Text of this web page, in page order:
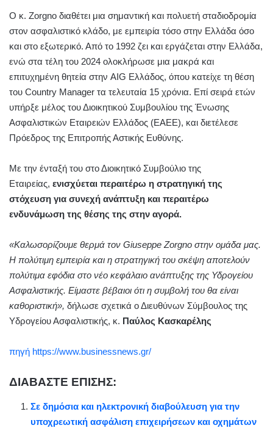
Ο κ. Zorgno διαθέτει μια σημαντική και πολυετή σταδιοδρομία
στον ασφαλιστικό κλάδο, με εμπειρία τόσο στην Ελλάδα όσο
και στο εξωτερικό. Από το 1992 ζει και εργάζεται στην Ελλάδα,
ενώ στα τέλη του 2024 ολοκλήρωσε μια μακρά και
επιτυχημένη θητεία στην AIG Ελλάδος, όπου κατείχε τη θέση
του Country Manager τα τελευταία 15 χρόνια. Επί σειρά ετών
υπήρξε μέλος του Διοικητικού Συμβουλίου της Ένωσης
Ασφαλιστικών Εταιρειών Ελλάδος (ΕΑΕΕ), και διετέλεσε
Πρόεδρος της Επιτροπής Αστικής Ευθύνης.
Με την ένταξή του στο Διοικητικό Συμβούλιο της
Εταιρείας, ενισχύεται περαιτέρω η στρατηγική της
στόχευση για συνεχή ανάπτυξη και περαιτέρω
ενδυνάμωση της θέσης της στην αγορά.
«Καλωσορίζουμε θερμά τον Giuseppe Zorgno στην ομάδα μας.
Η πολύτιμη εμπειρία και η στρατηγική του σκέψη αποτελούν
πολύτιμα εφόδια στο νέο κεφάλαιο ανάπτυξης της Υδρογείου
Ασφαλιστικής. Είμαστε βέβαιοι ότι η συμβολή του θα είναι
καθοριστική», δήλωσε σχετικά ο Διευθύνων Σύμβουλος της
Υδρογείου Ασφαλιστικής, κ. Παύλος Κασκαρέλης
πηγή https://www.businessnews.gr/
ΔΙΑΒΑΣΤΕ ΕΠΙΣΗΣ:
Σε δημόσια και ηλεκτρονική διαβούλευση για την
υποχρεωτική ασφάλιση επιχειρήσεων και οχημάτων